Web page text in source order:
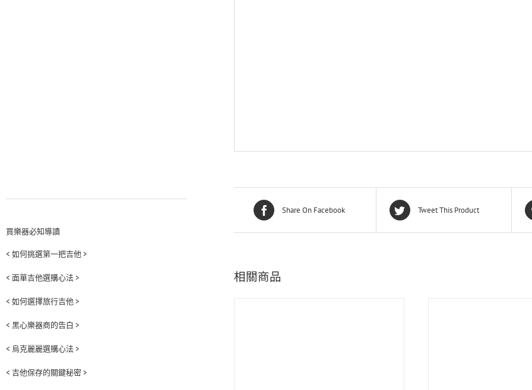
Share On Facebook Tweet This Product
相關商品
買樂器必知導讀
< 如何挑選第一把吉他 >
< 面單吉他選購心法 >
< 如何選擇旅行吉他 >
< 黑心樂器商的告白 >
< 烏克麗麗選購心法 >
< 吉他保存的關鍵秘密 >